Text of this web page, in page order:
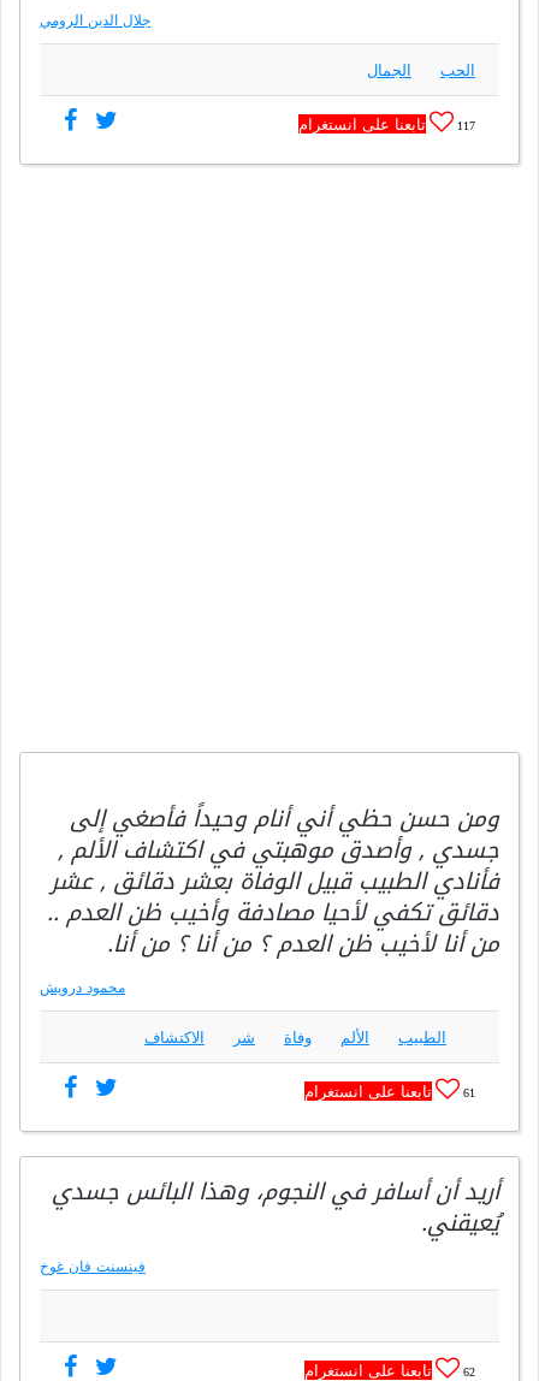
جلال الدين الرومي
الحب الجمال
117 تابعنا على انستغرام
ومن حسن حظي أني أنام وحيداً فأصغي إلى
جسدي , وأصدق موهبتي في اكتشاف الألم ,
فأنادي الطبيب قبيل الوفاة بعشر دقائق , عشر
دقائق تكفي لأحيا مصادفة وأخيب ظن العدم ..
من أنا لأخيب ظن العدم ؟ من أنا ؟ من أنا.
محمود درويش
الطبيب الألم وفاة شر الاكتشاف
61 تابعنا على انستغرام
أريد أن أسافر في النجوم، وهذا البائس جسدي
يُعيقني.
فينسنت فان غوخ
62 تابعنا على انستغرام